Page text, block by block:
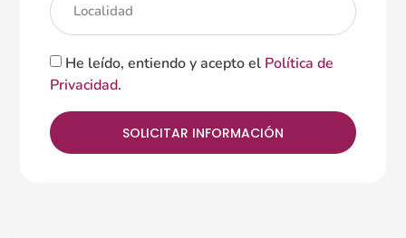
He leído, entiendo y acepto el Política de
Privacidad.
SOLICITAR INFORMACIÓN